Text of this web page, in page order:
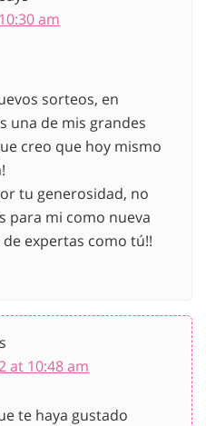
am
sorteos, en
una de mis grandes
creo que hoy mismo
tu generosidad, no
para mi como nueva
expertas como tú!!
at 10:48 am
te haya gustado